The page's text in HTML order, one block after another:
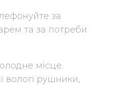
за
та за потреби
місце.
вологі рушники,